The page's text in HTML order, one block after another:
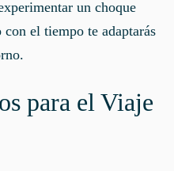
un choque
el tiempo te adaptarás
para el Viaje